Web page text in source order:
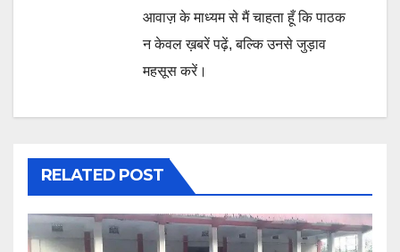
आवाज़ के माध्यम से मैं चाहता हूँ कि पाठक
न केवल ख़बरें पढ़ें, बल्कि उनसे जुड़ाव
महसूस करें।
RELATED POST